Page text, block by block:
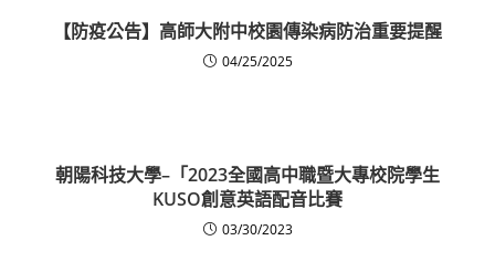
【防疫公告】高師大附中校園傳染病防治重要提醒
04/25/2025
朝陽科技大學–「2023全國高中職暨大專校院學生
KUSO創意英語配音比賽
03/30/2023